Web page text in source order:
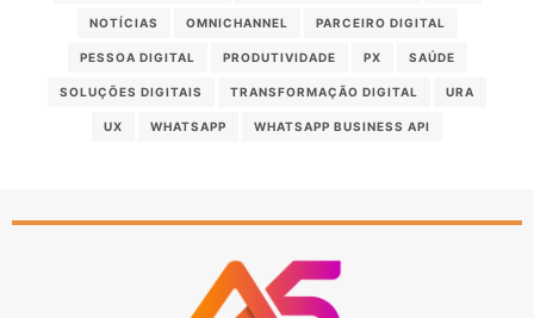
NOTÍCIAS OMNICHANNEL PARCEIRO DIGITAL
PESSOA DIGITAL PRODUTIVIDADE PX SAÚDE
SOLUÇÕES DIGITAIS TRANSFORMAÇÃO DIGITAL URA
UX WHATSAPP WHATSAPP BUSINESS API